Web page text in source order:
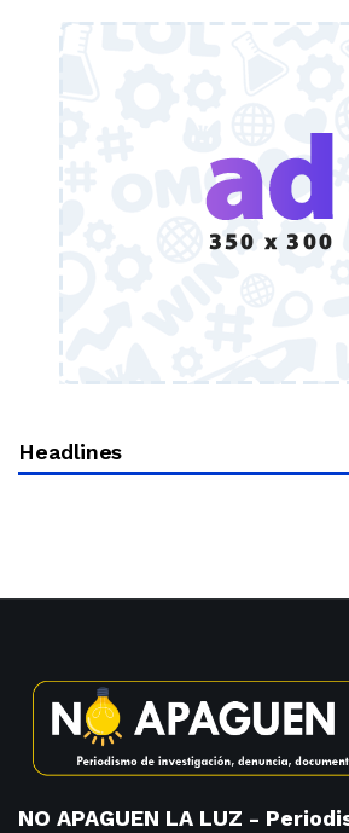
Headlines
NO APAGUEN LA LUZ -